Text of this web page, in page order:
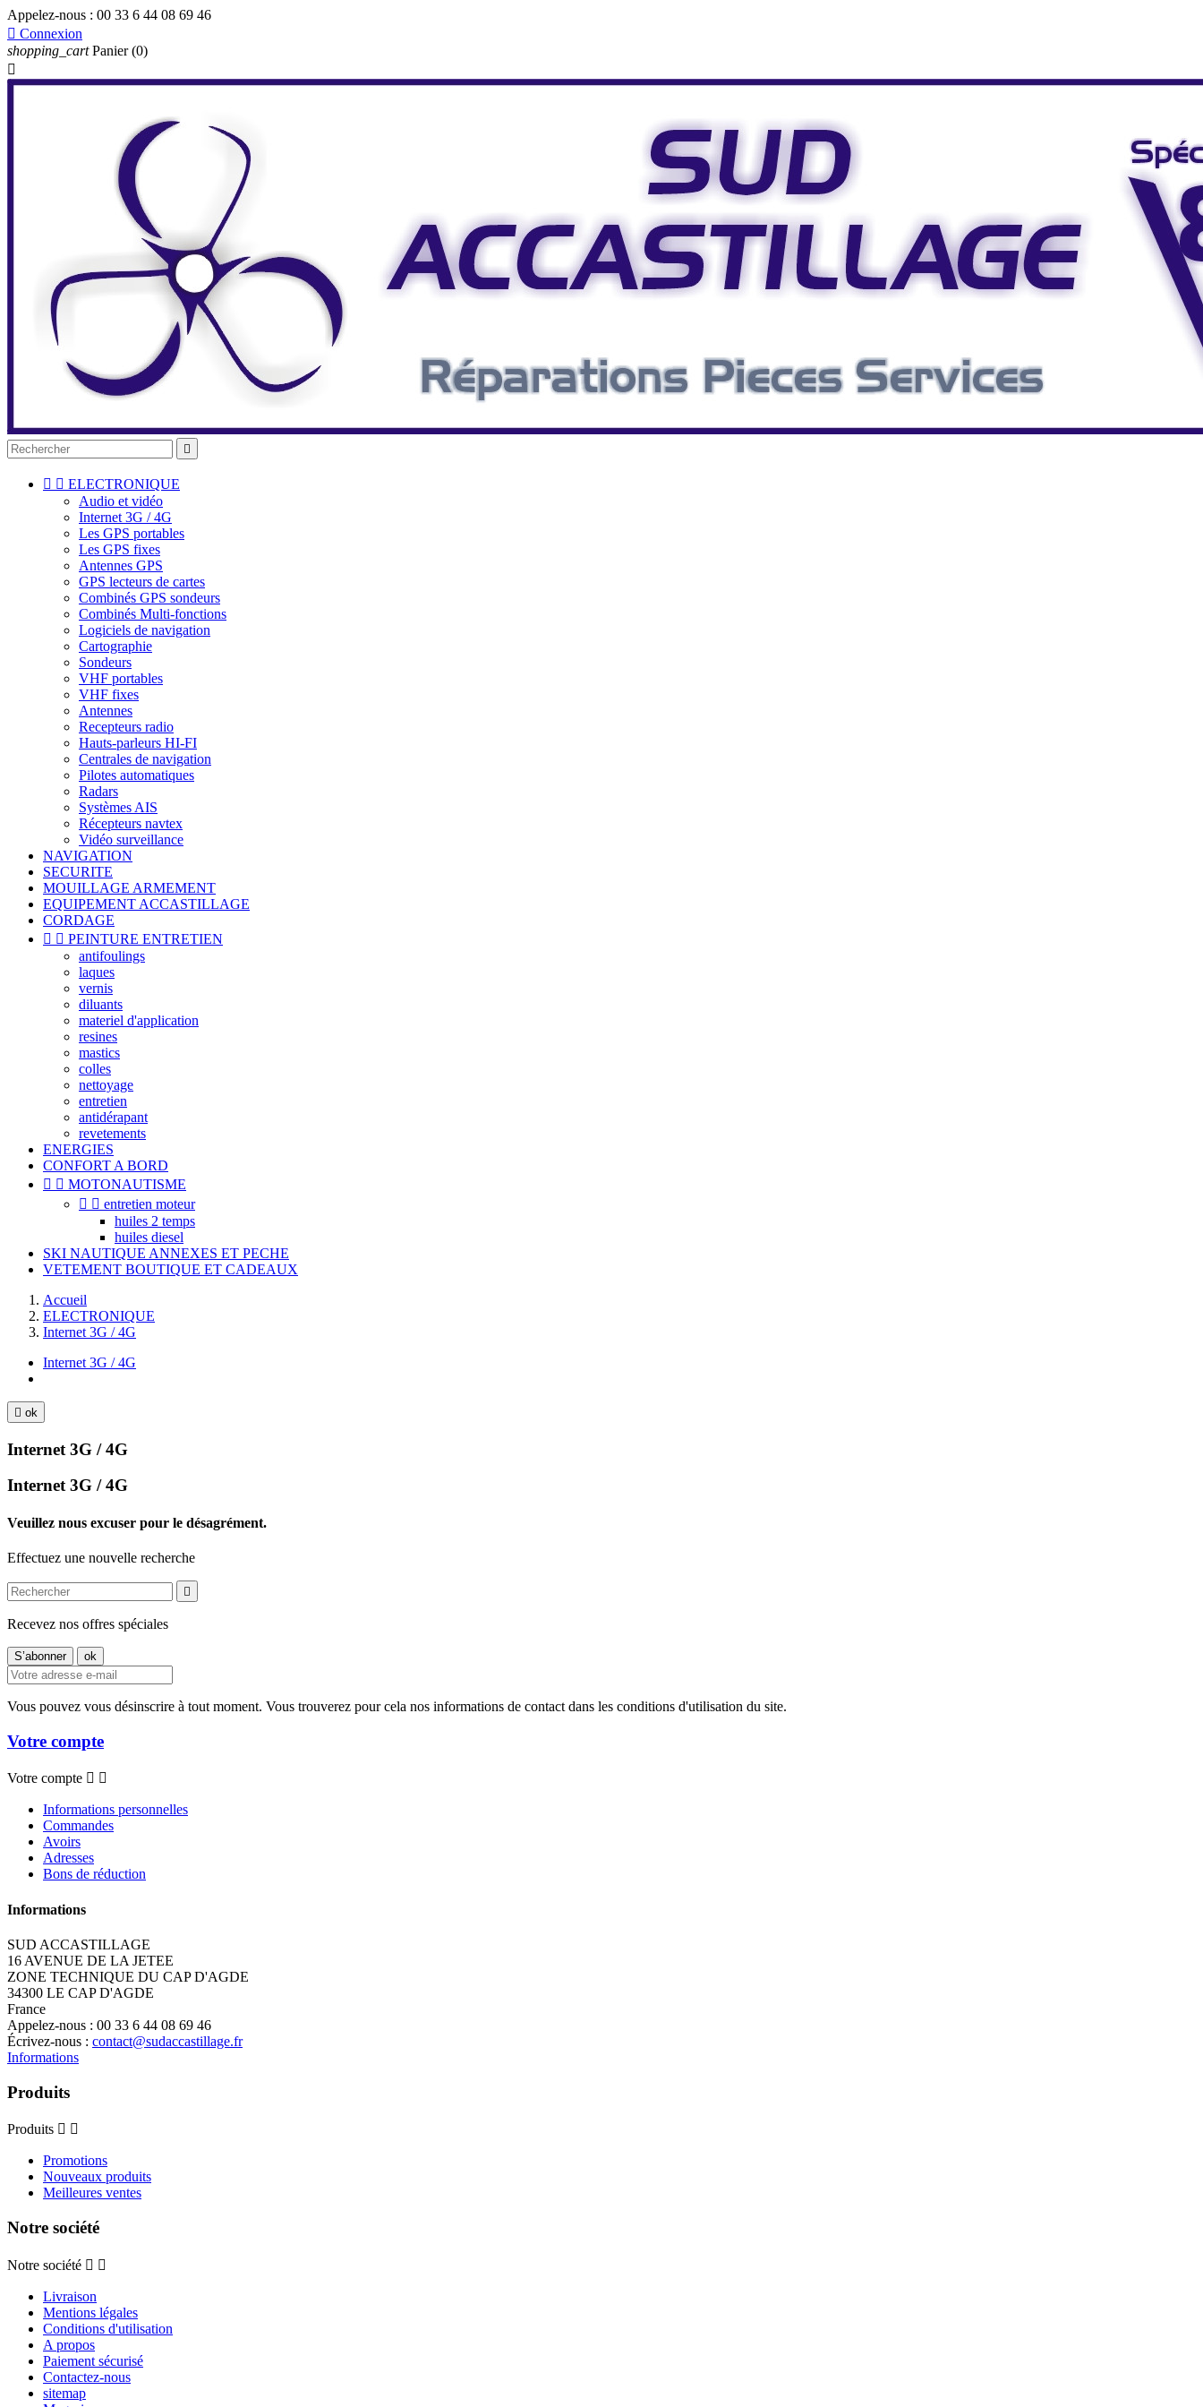
Appelez-nous : 00 33 6 44 08 69 46
 Connexion
shopping_cart Panier (0)


  ELECTRONIQUE
Audio et vidéo
Internet 3G / 4G
Les GPS portables
Les GPS fixes
Antennes GPS
GPS lecteurs de cartes
Combinés GPS sondeurs
Combinés Multi-fonctions
Logiciels de navigation
Cartographie
Sondeurs
VHF portables
VHF fixes
Antennes
Recepteurs radio
Hauts-parleurs HI-FI
Centrales de navigation
Pilotes automatiques
Radars
Systèmes AIS
Récepteurs navtex
Vidéo surveillance
NAVIGATION
SECURITE
MOUILLAGE ARMEMENT
EQUIPEMENT ACCASTILLAGE
CORDAGE
  PEINTURE ENTRETIEN
antifoulings
laques
vernis
diluants
materiel d'application
resines
mastics
colles
nettoyage
entretien
antidérapant
revetements
ENERGIES
CONFORT A BORD
  MOTONAUTISME
  entretien moteur
huiles 2 temps
huiles diesel
SKI NAUTIQUE ANNEXES ET PECHE
VETEMENT BOUTIQUE ET CADEAUX
Accueil
ELECTRONIQUE
Internet 3G / 4G
Internet 3G / 4G
 ok
Internet 3G / 4G
Internet 3G / 4G
Veuillez nous excuser pour le désagrément.
Effectuez une nouvelle recherche

Recevez nos offres spéciales
Vous pouvez vous désinscrire à tout moment. Vous trouverez pour cela nos informations de contact dans les conditions d'utilisation du site.
Votre compte
Votre compte  
Informations personnelles
Commandes
Avoirs
Adresses
Bons de réduction
Informations
SUD ACCASTILLAGE
16 AVENUE DE LA JETEE
ZONE TECHNIQUE DU CAP D'AGDE
34300 LE CAP D'AGDE
France
Appelez-nous : 00 33 6 44 08 69 46
Écrivez-nous : contact@sudaccastillage.fr
Informations
Produits
Produits  
Promotions
Nouveaux produits
Meilleures ventes
Notre société
Notre société  
Livraison
Mentions légales
Conditions d'utilisation
A propos
Paiement sécurisé
Contactez-nous
sitemap